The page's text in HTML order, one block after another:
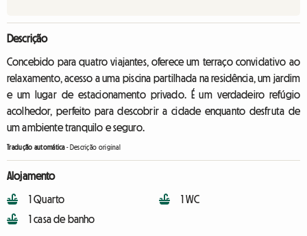
Descrição
Concebido para quatro viajantes, oferece um terraço convidativo ao
relaxamento, acesso a uma piscina partilhada na residência, um jardim
e um lugar de estacionamento privado. É um verdadeiro refúgio
acolhedor, perfeito para descobrir a cidade enquanto desfruta de
um ambiente tranquilo e seguro.
Tradução automática- Descrição original
Alojamento
1 Quarto
1 casa de banho
1 WC